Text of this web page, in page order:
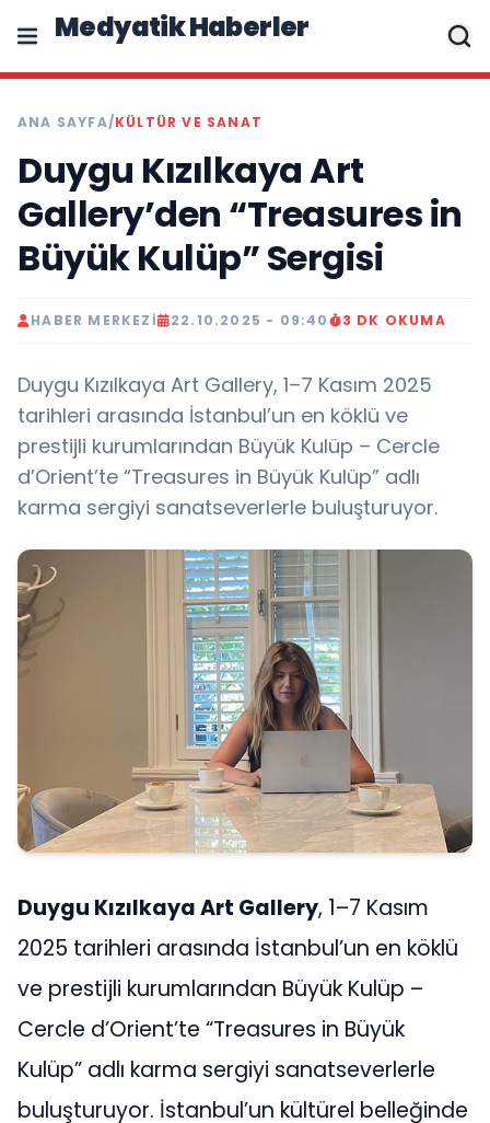
Medyatik Haberler
ANA SAYFA/KÜLTÜR VE SANAT
Duygu Kızılkaya Art
Gallery’den “Treasures in
Büyük Kulüp” Sergisi
HABER MERKEZI 22.10.2025 - 09:40 3 DK OKUMA
Duygu Kızılkaya Art Gallery, 1–7 Kasım 2025
tarihleri arasında İstanbul’un en köklü ve
prestijli kurumlarından Büyük Kulüp – Cercle
d’Orient’te “Treasures in Büyük Kulüp” adlı
karma sergiyi sanatseverlerle buluşturuyor.
Duygu Kızılkaya Art Gallery, 1–7 Kasım
2025 tarihleri arasında İstanbul’un en köklü
ve prestijli kurumlarından Büyük Kulüp –
Cercle d’Orient’te “Treasures in Büyük
Kulüp” adlı karma sergiyi sanatseverlerle
buluşturuyor. İstanbul’un kültürel belleğinde